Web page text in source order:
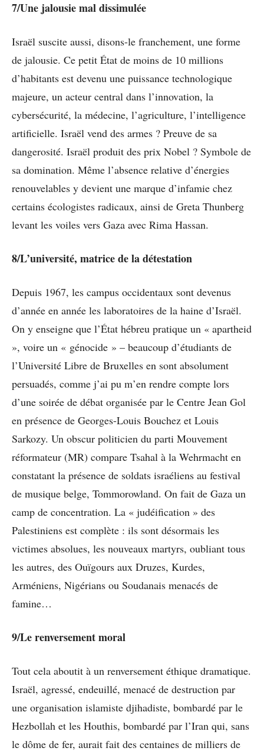
7/Une jalousie mal dissimulée
Israël suscite aussi, disons-le franchement, une forme
de jalousie. Ce petit État de moins de 10 millions
d’habitants est devenu une puissance technologique
majeure, un acteur central dans l’innovation, la
cybersécurité, la médecine, l’agriculture, l’intelligence
artificielle. Israël vend des armes ? Preuve de sa
dangerosité. Israël produit des prix Nobel ? Symbole de
sa domination. Même l’absence relative d’énergies
renouvelables y devient une marque d’infamie chez
certains écologistes radicaux, ainsi de Greta Thunberg
levant les voiles vers Gaza avec Rima Hassan.
8/L’université, matrice de la détestation
Depuis 1967, les campus occidentaux sont devenus
d’année en année les laboratoires de la haine d’Israël.
On y enseigne que l’État hébreu pratique un « apartheid
», voire un « génocide » – beaucoup d’étudiants de
l’Université Libre de Bruxelles en sont absolument
persuadés, comme j’ai pu m’en rendre compte lors
d’une soirée de débat organisée par le Centre Jean Gol
en présence de Georges-Louis Bouchez et Louis
Sarkozy. Un obscur politicien du parti Mouvement
réformateur (MR) compare Tsahal à la Wehrmacht en
constatant la présence de soldats israéliens au festival
de musique belge, Tommorowland. On fait de Gaza un
camp de concentration. La « judéification » des
Palestiniens est complète : ils sont désormais les
victimes absolues, les nouveaux martyrs, oubliant tous
les autres, des Ouïgours aux Druzes, Kurdes,
Arméniens, Nigérians ou Soudanais menacés de
famine…
9/Le renversement moral
Tout cela aboutit à un renversement éthique dramatique.
Israël, agressé, endeuillé, menacé de destruction par
une organisation islamiste djihadiste, bombardé par le
Hezbollah et les Houthis, bombardé par l’Iran qui, sans
le dôme de fer, aurait fait des centaines de milliers de